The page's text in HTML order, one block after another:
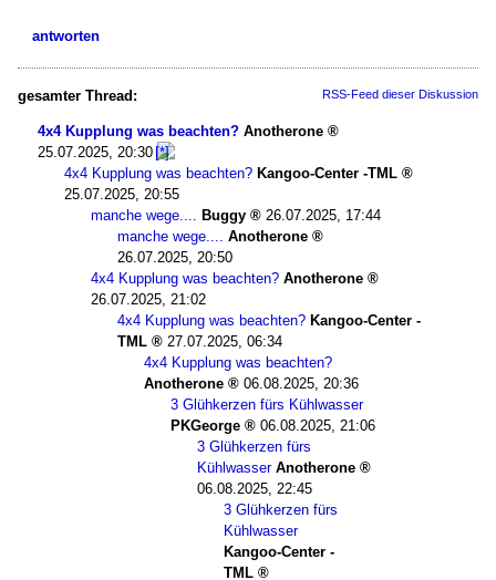
antworten
gesamter Thread: RSS-Feed dieser Diskussion
4x4 Kupplung was beachten? Anotherone
25.07.2025, 20:30
4x4 Kupplung was beachten? Kangoo-Center -TML
25.07.2025, 20:55
manche wege....
Buggy
26.07.2025, 17:44
manche wege....
Anotherone
26.07.2025, 20:50
4x4 Kupplung was beachten? Anotherone
26.07.2025, 21:02
4x4 Kupplung was beachten? Kangoo-Center -
TML
27.07.2025, 06:34
4x4 Kupplung was beachten?
Anotherone
06.08.2025, 20:36
3 Glühkerzen fürs Kühlwasser
PKGeorge
06.08.2025, 21:06
3 Glühkerzen fürs
Kühlwasser Anotherone
06.08.2025, 22:45
3 Glühkerzen fürs
Kühlwasser
Kangoo-Center -
TML